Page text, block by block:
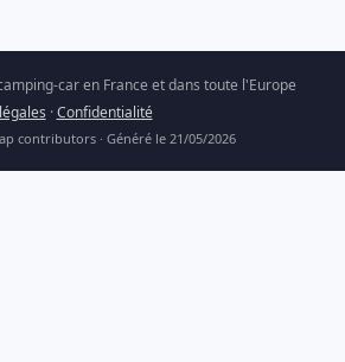
car en France et dans toute l'Europe
·Confidentialité
contributors · Généré le 21/05/2026